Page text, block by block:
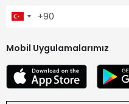
Mobil Uygulamalarımız